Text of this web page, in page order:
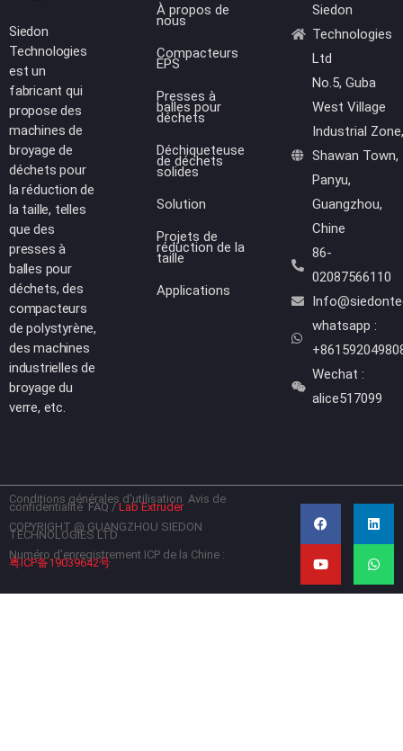
Siedon
Technologies
Ltd
No.5, Guba
West Village
Industrial Zone,
Shawan Town,
Panyu,
Guangzhou,
Chine
86-
02087566110
whatsapp :
Wechat :
alice517099
À propos de
nous
Compacteurs
EPS
Presses à
balles pour
déchets
Déchiqueteuse
de déchets
solides
Solution
Projets de
réduction de la
taille
Applications
Siedon
Technologies
est un
fabricant qui
propose des
machines de
broyage de
déchets pour
la réduction de
la taille, telles
que des
presses à
balles pour
déchets, des
compacteurs
de polystyrène,
des machines
industrielles de
broyage du
verre, etc.
Conditions générales d'utilisation Avis de
confidentialité FAQ/Lab Extruder
COPYRIGHT @ GUANGZHOU SIEDON
TECHNOLOGIES LTD
Numéro d'enregistrement ICP de la Chine :
粤ICP备19039642号
c
o
k
n
d
n
u
b
a
a
p